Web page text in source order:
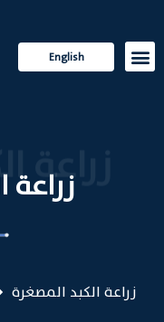
English
زراعة
زراعة
زراعة الكبد المصغرة